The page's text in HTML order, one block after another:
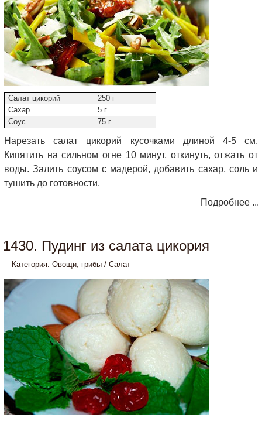
Салат цикорий
250 г
Сахар
5 г
Соус
75 г
Нарезать салат цикорий кусочками длиной 4-5 см.
Кипятить на сильном огне 10 минут, откинуть, отжать от
воды. Залить соусом с мадерой, добавить сахар, соль и
тушить до готовности.
Подробнее ...
1430. Пудинг из салата цикория
Категория: Овощи, грибы / Салат